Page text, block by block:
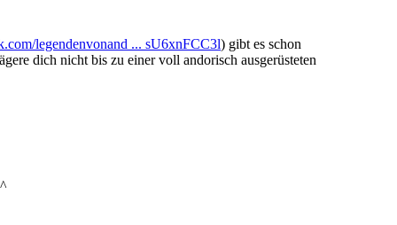
legendenvonand ... sU6xnFCC3l) gibt es schon
dich nicht bis zu einer voll andorisch ausgerüsteten